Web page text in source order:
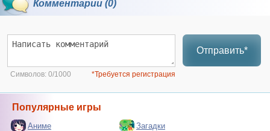
Комментарии (0)
Отправить*
Символов: 0/1000 *Требуется регистрация
Популярные игры
Аниме
Загадки